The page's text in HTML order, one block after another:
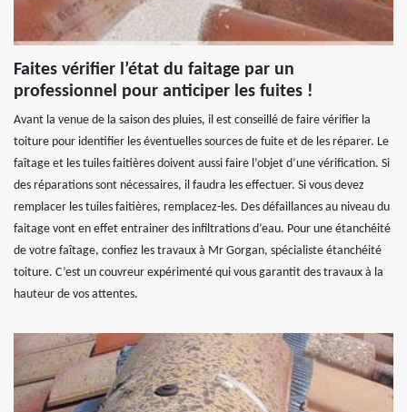
Faites vérifier l’état du faitage par un
professionnel pour anticiper les fuites !
Avant la venue de la saison des pluies, il est conseillé de faire vérifier la
toiture pour identifier les éventuelles sources de fuite et de les réparer. Le
faîtage et les tuiles faitières doivent aussi faire l’objet d’une vérification. Si
des réparations sont nécessaires, il faudra les effectuer. Si vous devez
remplacer les tuiles faitières, remplacez-les. Des défaillances au niveau du
faitage vont en effet entrainer des infiltrations d’eau. Pour une étanchéité
de votre faîtage, confiez les travaux à Mr Gorgan, spécialiste étanchéité
toiture. C’est un couvreur expérimenté qui vous garantit des travaux à la
hauteur de vos attentes.